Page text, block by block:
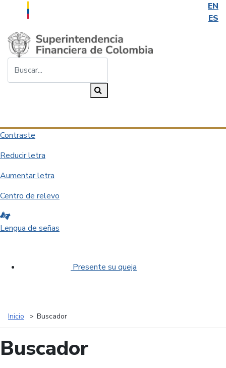
EN
ES
Saltar al contenido principal
Contraste
Reducir letra
Aumentar letra
Centro de relevo
Lengua de señas
Presente su queja
Inicio Buscador
Buscador